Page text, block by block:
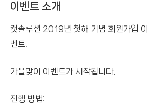
이벤트 소개
캣솔루션 2019년 첫해 기념 회원가입 이
벤트!
가을맞이 이벤트가 시작됩니다.
진행 방법: